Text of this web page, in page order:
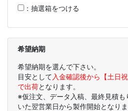
： 抽選箱をつける
希望納期
希望納期を選んで下さい。
目安として 入金確認後から【土日
で出荷となります。
※仮注文、データ入稿、最終見積
いた翌営業日から製作開始となりま